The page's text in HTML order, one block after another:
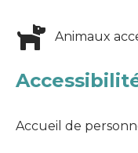
Animaux
Accueil de